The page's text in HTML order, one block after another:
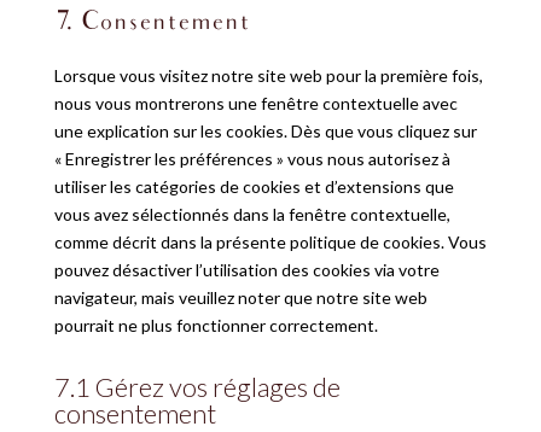
divers
7. Consentement
Lorsque vous visitez notre site web pour la première fois,
nous vous montrerons une fenêtre contextuelle avec
une explication sur les cookies. Dès que vous cliquez sur
« Enregistrer les préférences » vous nous autorisez à
utiliser les catégories de cookies et d’extensions que
vous avez sélectionnés dans la fenêtre contextuelle,
comme décrit dans la présente politique de cookies. Vous
pouvez désactiver l’utilisation des cookies via votre
navigateur, mais veuillez noter que notre site web
pourrait ne plus fonctionner correctement.
7.1 Gérez vos réglages de
consentement